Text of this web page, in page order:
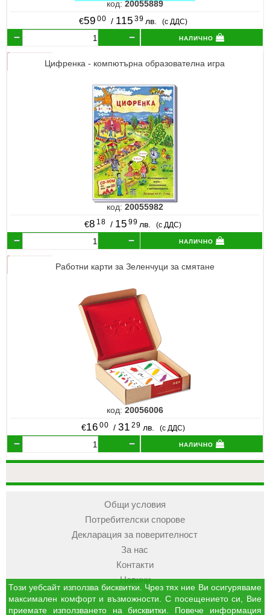
код:20055889
€59 00 / 115 39 лв. (с ДДС)
налично
Цифренка - компютърна образователна игра
код:20055982
€8 18 / 15 99 лв. (с ДДС)
налично
Работни карти за Зеленчуци за смятане
код: 20056006
€16 00 /31 29 лв. (с ДДС)
налично
Общи условия
Потребителски спорове
Декларация за поверителност
За нас
Контакти
Новини
Този уебсайт използва бисквитки. Чрез тях ние Ви осигуряваме
максимален комфорт и възможности. С посещението си, Вие
приемате използването на бисквитки. Повече информация